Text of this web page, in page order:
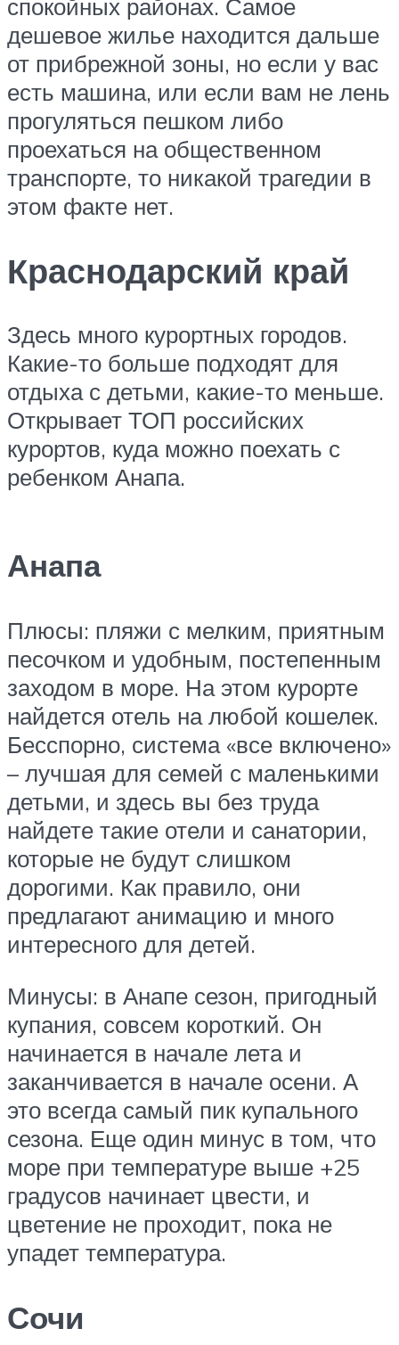
спокойных районах. Самое
дешевое жилье находится дальше
от прибрежной зоны, но если у вас
есть машина, или если вам не лень
прогуляться пешком либо
проехаться на общественном
транспорте, то никакой трагедии в
этом факте нет.
Краснодарский край
Здесь много курортных городов.
Какие-то больше подходят для
отдыха с детьми, какие-то меньше.
Открывает ТОП российских
курортов, куда можно поехать с
ребенком Анапа.
Анапа
Плюсы: пляжи с мелким, приятным
песочком и удобным, постепенным
заходом в море. На этом курорте
найдется отель на любой кошелек.
Бесспорно, система «все включено»
– лучшая для семей с маленькими
детьми, и здесь вы без труда
найдете такие отели и санатории,
которые не будут слишком
дорогими. Как правило, они
предлагают анимацию и много
интересного для детей.
Минусы: в Анапе сезон, пригодный
купания, совсем короткий. Он
начинается в начале лета и
заканчивается в начале осени. А
это всегда самый пик купального
сезона. Еще один минус в том, что
море при температуре выше +25
градусов начинает цвести, и
цветение не проходит, пока не
упадет температура.
Сочи